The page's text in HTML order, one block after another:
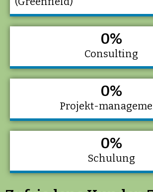
Consulting
0%
Projekt-
0%
Schulung
0%